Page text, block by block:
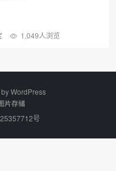
1,049人浏览
WordPress
号